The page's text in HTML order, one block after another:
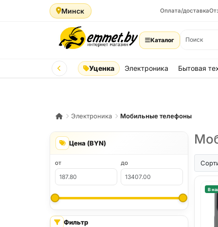
Минск Оплата/доставка
Каталог
Уценка Электроника Бытовая
Электроника Мобильные телефоны
Цена (BYN)
ОТ ДО
Фильтр
В